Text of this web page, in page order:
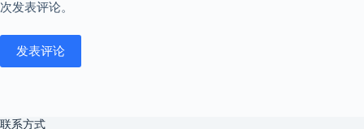
次发表评论。
发表评论
联系方式